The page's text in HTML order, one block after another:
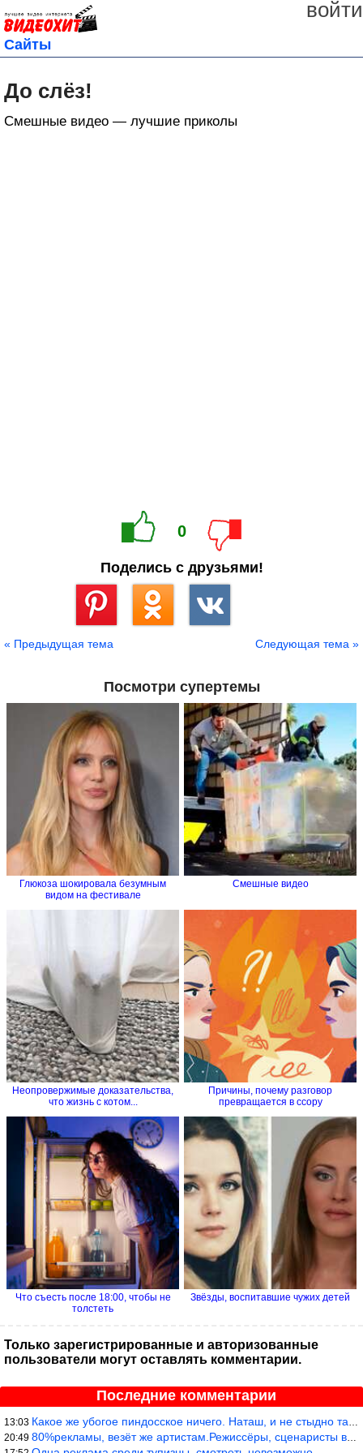
войти
Сайты
До слёз!
Смешные видео — лучшие приколы
0
Поделись с друзьями!
« Предыдущая тема Следующая тема »
Посмотри супертемы
Глюкоза шокировала безумным
видом на фестивале
Смешные видео
Неопровержимые доказательства,
что жизнь с котом...
Причины, почему разговор
превращается в ссору
Что съесть после 18:00, чтобы не
толстеть
Звёзды, воспитавшие чужих детей
Только зарегистрированные и авторизованные
пользователи могут оставлять комментарии.
Последние комментарии
13:03 Какое же убогое пиндосское ничего. Наташ, и не стыдно такую фигн
20:49 80%рекламы, везёт же артистам.Режиссёры, сценаристы вы где или к